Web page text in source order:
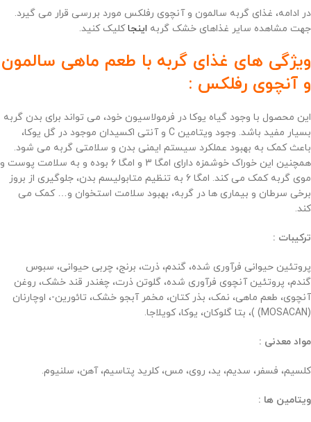
در ادامه، غذای گربه سالمون و آنچوی رفلکس مورد بررسی قرار می گیرد.
جهت مشاهده سایر غذاهای خشک گربه اینجاکلیک کنید.
ویژگی های غذای گربه با طعم ماهی سالمون
و آنچوی رفلکس :
این محصول با وجود گیاه یوکا در فرمولاسیون خود، می تواند برای بدن گربه
بسیار مفید باشد. وجود ویتامین C و آنتی اکسیدان موجود در گل یوکا،
باعث کمک به بهبود عملکرد سیستم ایمنی بدن و سلامتی گربه می شود.
همچنین این خوراک خوشمزه دارای امگا 3 و امگا 6 بوده و به سلامت پوست و
موی گربه کمک می کند. امگا 6 به تنظیم متابولیسم بدن، جلوگیری از بروز
برخی سرطان و بیماری ها در گربه، بهبود سلامت استخوان و… کمک می
کند.
ترکیبات :
پروتئین حیوانی فرآوری شده، گندم، ذرت، برنج، چربی حیوانی، سبوس
گندم، پروتئین آنچوی فرآوری شده، گلوتن ذرت، چغندر قند خشک، روغن
آنچوی، طعم ماهی، نمک، بذر کتان، مخمر آبجو خشک، تائورین-، اوچارنان
(MOSACAN) )، بتا گلوکان، یوکا، کویلاجا.
مواد معدنی :
کلسیم، فسفر، سدیم، ید، روی، مس، کلرید پتاسیم، آهن، سلنیوم.
ویتامین ها :